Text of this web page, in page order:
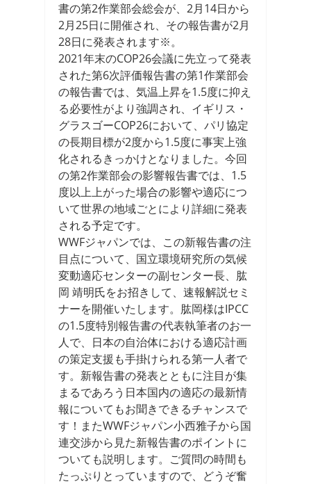
書の第2作業部会総会が、2月14日から
2月25日に開催され、その報告書が2月
28日に発表されます※。
2021年末のCOP26会議に先立って発表
された第6次評価報告書の第1作業部会
の報告書では、気温上昇を1.5度に抑え
る必要性がより強調され、イギリス・
グラスゴーCOP26において、パリ協定
の長期目標が2度から1.5度に事実上強
化されるきっかけとなりました。今回
の第2作業部会の影響報告書では、1.5
度以上上がった場合の影響や適応につ
いて世界の地域ごとにより詳細に発表
される予定です。
WWFジャパンでは、この新報告書の注
目点について、国立環境研究所の気候
変動適応センターの副センター長、肱
岡 靖明氏をお招きして、速報解説セミ
ナーを開催いたします。肱岡様はIPCC
の1.5度特別報告書の代表執筆者のお一
人で、日本の自治体における適応計画
の策定支援も手掛けられる第一人者で
す。新報告書の発表とともに注目が集
まるであろう日本国内の適応の最新情
報についてもお聞きできるチャンスで
す！またWWFジャパン小西雅子から国
連交渉から見た新報告書のポイントに
ついても説明します。ご質問の時間も
たっぷりとっていますので、どうぞ奮